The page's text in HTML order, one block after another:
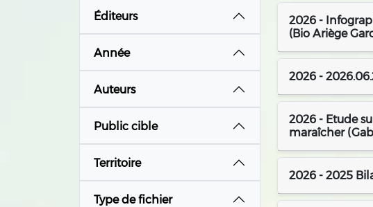
Éditeurs
Année
Auteurs
Public cible
Territoire
Type de fichier
2026 -
(Bio Ariège
2026 -
2026 - Etude
maraîcher
2026 - 2025